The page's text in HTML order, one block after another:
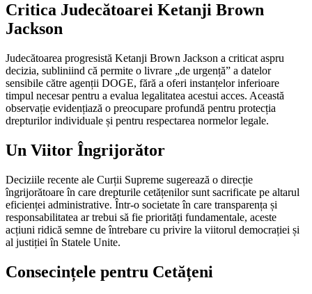
Critica Judecătoarei Ketanji Brown
Jackson
Judecătoarea progresistă Ketanji Brown Jackson a criticat aspru
decizia, subliniind că permite o livrare „de urgență” a datelor
sensibile către agenții DOGE, fără a oferi instanțelor inferioare
timpul necesar pentru a evalua legalitatea acestui acces. Această
observație evidențiază o preocupare profundă pentru protecția
drepturilor individuale și pentru respectarea normelor legale.
Un Viitor Îngrijorător
Deciziile recente ale Curții Supreme sugerează o direcție
îngrijorătoare în care drepturile cetățenilor sunt sacrificate pe altarul
eficienței administrative. Într-o societate în care transparența și
responsabilitatea ar trebui să fie priorități fundamentale, aceste
acțiuni ridică semne de întrebare cu privire la viitorul democrației și
al justiției în Statele Unite.
Consecințele pentru Cetățeni